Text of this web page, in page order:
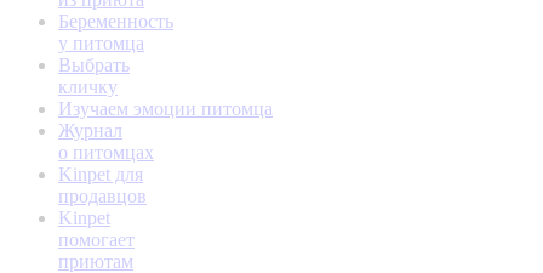
Беременность
у питомца
Выбрать
кличку
Изучаем эмоции питомца
Журнал
о питомцах
Kinpet для
продавцов
Kinpet
помогает
приютам